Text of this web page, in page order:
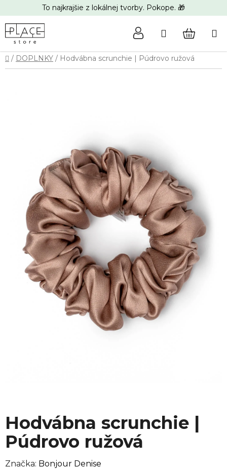
na
obsah
To najkrajšie z lokálnej tvorby. Pokope. 🎁
Hľadať
KOŠÍK
Domov
/ DOPLNKY / Hodvábna scrunchie | Púdrovo ružová
Hodvábna scrunchie |
Púdrovo ružová
Značka: Bonjour Denise